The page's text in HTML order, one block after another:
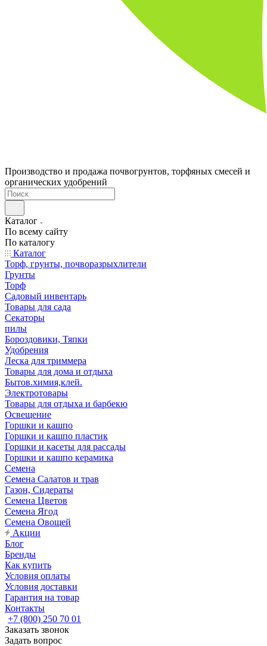
Производство и продажа почвогрунтов, торфяных смесей и
органических удобрений
Каталог
По всему сайту
По каталогу
Каталог
Торф, грунты, почворазрыхлители
Грунты
Торф
Садовый инвентарь
Товары для сада
Секаторы
пилы
Бороздовики, Тяпки
Удобрения
Леска для триммера
Товары для дома и отдыха
Бытов.химия,клей.
Электротовары
Товары для отдыха и барбекю
Освещение
Горшки и кашпо
Горшки и кашпо пластик
Горшки и касеты для рассады
Горшки и кашпо керамика
Семена
Семена Салатов и трав
Газон, Сидераты
Семена Цветов
Семена Ягод
Семена Овощей
Акции
Блог
Бренды
Как купить
Условия оплаты
Условия доставки
Гарантия на товар
Контакты
+7 (800) 250 70 01
Заказать звонок
Задать вопрос